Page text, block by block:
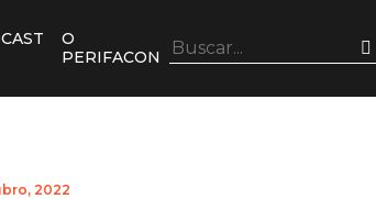
O
PERIFACON
2022